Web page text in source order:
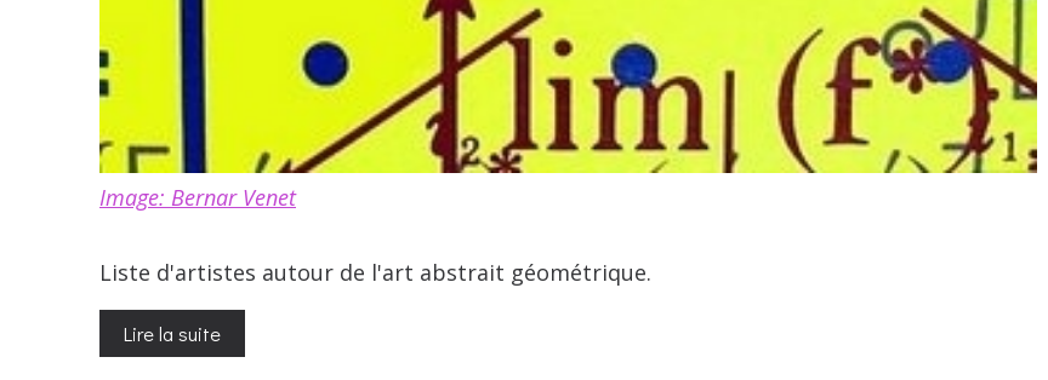
Image: Bernar Venet
Liste d'artistes autour de l'art abstrait géométrique.
Lire la suite